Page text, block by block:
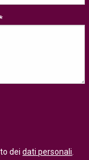
deidati personali.